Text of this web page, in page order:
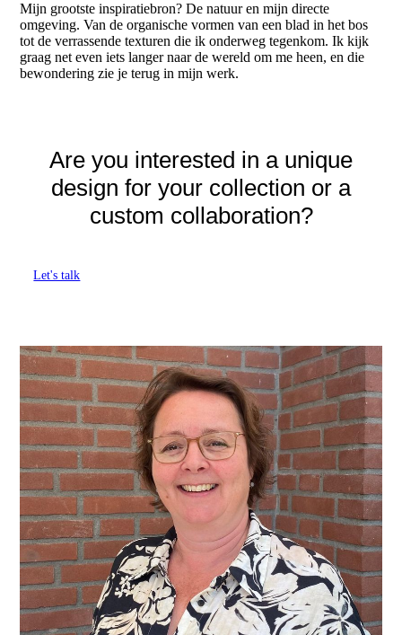
Mijn grootste inspiratiebron? De natuur en mijn directe
omgeving. Van de organische vormen van een blad in het bos
tot de verrassende texturen die ik onderweg tegenkom. Ik kijk
graag net even iets langer naar de wereld om me heen, en die
bewondering zie je terug in mijn werk.
Are you interested in a unique
design for your collection or a
custom collaboration?
Let's talk